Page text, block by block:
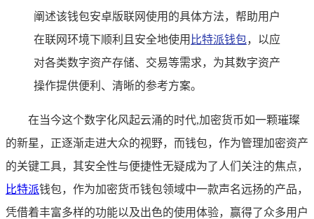
阐述该钱包安卓版联网使用的具体方法，帮助用户
在联网环境下顺利且安全地使用 比特派钱包，以应
对各类数字资产存储、交易等需求，为其数字资产
操作提供便利、清晰的参考方案。
在当今这个数字化风起云涌的时代,加密货币如一颗璀璨
的新星，正逐渐走进大众的视野，而钱包，作为管理加密资产
的关键工具，其安全性与便捷性无疑成为了人们关注的焦点，
比特派钱包，作为加密货币钱包领域中一款声名远扬的产品，
凭借着丰富多样的功能以及出色的使用体验，赢得了众多用户